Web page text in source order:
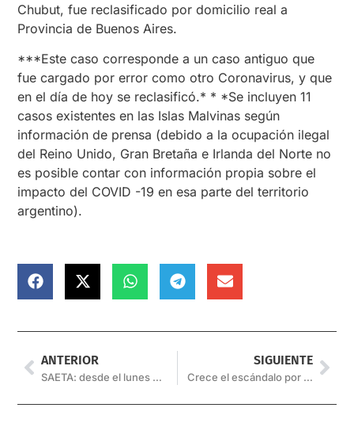
Chubut, fue reclasificado por domicilio real a
Provincia de Buenos Aires.
***Este caso corresponde a un caso antiguo que
fue cargado por error como otro Coronavirus, y que
en el día de hoy se reclasificó.* * *Se incluyen 11
casos existentes en las Islas Malvinas según
información de prensa (debido a la ocupación ilegal
del Reino Unido, Gran Bretaña e Irlanda del Norte no
es posible contar con información propia sobre el
impacto del COVID -19 en esa parte del territorio
argentino).
ANTERIOR
SAETA: desde el lunes 20 se amplía el horario de servicio
SIGUIENTE
Crece el escándalo por el robo de un gasoducto en Aguaray